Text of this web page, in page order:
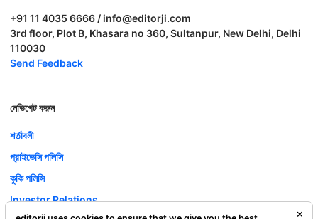
+91 11 4035 6666 / info@editorji.com
3rd floor, Plot B, Khasara no 360, Sultanpur, New Delhi, Delhi
110030
Send Feedback
নেভিগেট করুন
শর্তাবলী
প্রাইভেসি পলিসি
কুকি পলিসি
Investor Relations